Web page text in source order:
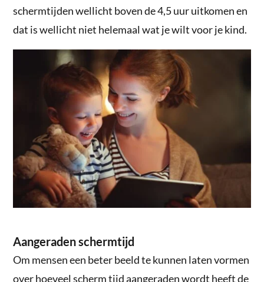
schermtijden wellicht boven de 4,5 uur uitkomen en
dat is wellicht niet helemaal wat je wilt voor je kind.
Aangeraden schermtijd
Om mensen een beter beeld te kunnen laten vormen
over hoeveel scherm tijd aangeraden wordt heeft de